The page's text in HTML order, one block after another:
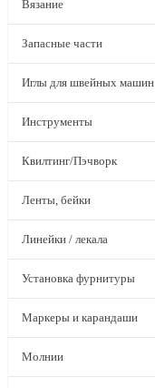
Вязание
Запасные части
Иглы для швейных машин
Инструменты
Квилтинг/Пэчворк
Ленты, бейки
Линейки / лекала
Установка фурнитуры
Маркеры и карандаши
Молнии